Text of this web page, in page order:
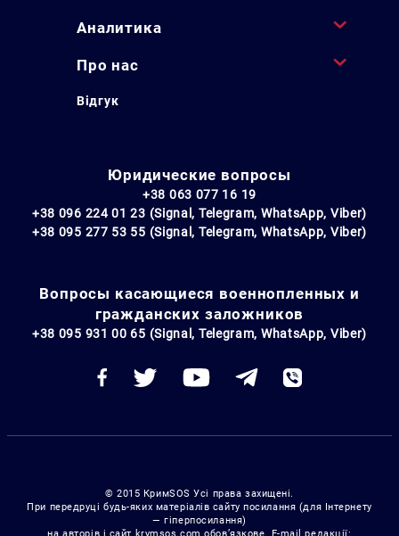
Аналитика
Про нас
Відгук
Юридические вопросы
+38 063 077 16 19
+38 096 224 01 23 (Signal, Telegram, WhatsApp, Viber)
+38 095 277 53 55 (Signal, Telegram, WhatsApp, Viber)
Вопросы касающиеся военнопленных и
гражданских заложников
+38 095 931 00 65 (Signal, Telegram, WhatsApp, Viber)
© 2015 КримSOS Усі права захищені.
При передруці будь-яких матеріалів сайту посилання (для Інтернету
— гіперпосилання)